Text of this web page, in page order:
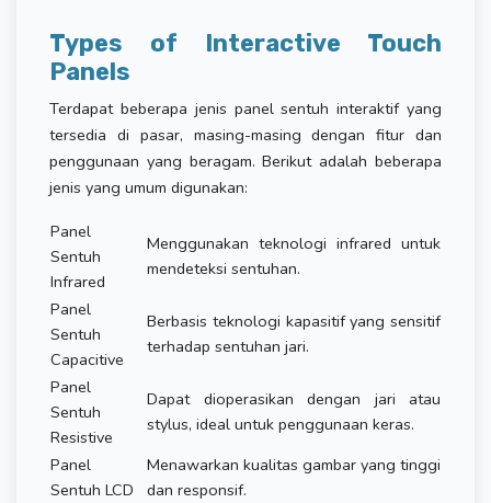
Types of Interactive Touch
Panels
Terdapat beberapa jenis panel sentuh interaktif yang
tersedia di pasar, masing-masing dengan fitur dan
penggunaan yang beragam. Berikut adalah beberapa
jenis yang umum digunakan:
Panel
Sentuh
Infrared
Menggunakan teknologi infrared untuk
mendeteksi sentuhan.
Panel
Sentuh
Capacitive
Berbasis teknologi kapasitif yang sensitif
terhadap sentuhan jari.
Panel
Sentuh
Resistive
Dapat dioperasikan dengan jari atau
stylus, ideal untuk penggunaan keras.
Panel
Sentuh LCD
Menawarkan kualitas gambar yang tinggi
dan responsif.